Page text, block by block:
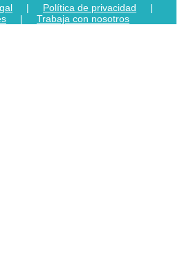
| Política de privacidad |
| Trabaja con nosotros